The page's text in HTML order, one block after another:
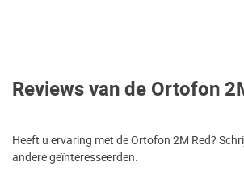
Reviews van de Ortofon
Heeft u ervaring met de Ortofon 2M Red?
andere geïnteresseerden.